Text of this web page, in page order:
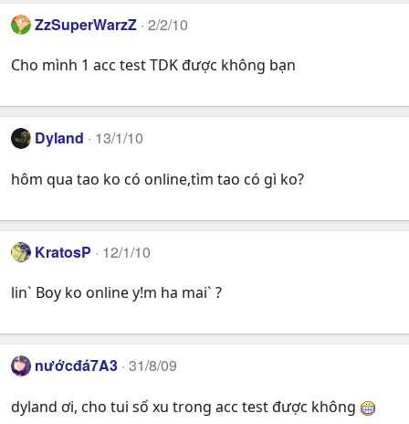
ZzSuperWarzZ 2/2/10
Cho mình 1 acc test TDK được không bạn
Dyland 13/1/10
hôm qua tao ko có online,tìm tao có gì ko?
KratosP 12/1/10
lin` Boy ko online y!m ha mai` ?
nướcđá7A3 31/8/09
dyland ơi, cho tui số xu trong acc test được không